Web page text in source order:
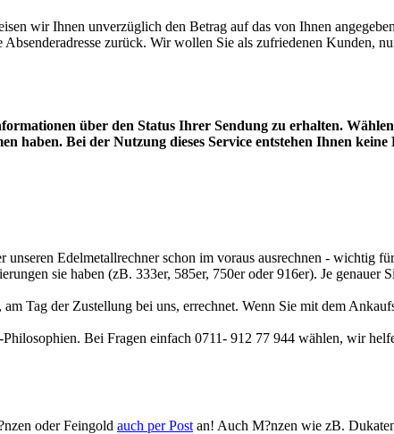
wir Ihnen unverzüglich den Betrag auf das von Ihnen
zurück. Wir wollen Sie als zufriedenen Kunden,
über den Status Ihrer Sendung zu erhalten.
haben. Bei der Nutzung dieses Service entstehen Ihnen keine
unseren Edelmetallrechnerschon im voraus ausrechnen - wichtig
sie haben (zB. 333er, 585er, 750er oder 916er). Je genauer
Tag der Zustellung bei uns, errechnet. Wenn Sie mit dem
Bei Fragen einfach 0711- 912 77 944 wählen, wir
oder Feingold auch per Post an! Auch M?nzen wie zB.